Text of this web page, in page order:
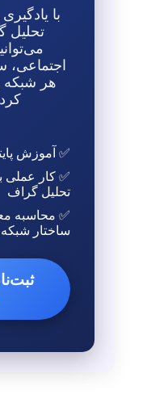
با
اجتماعی،
هر شبکه
✅ آموزش
تحلیل گراف
✅ محاسبه
ساختار شبکه